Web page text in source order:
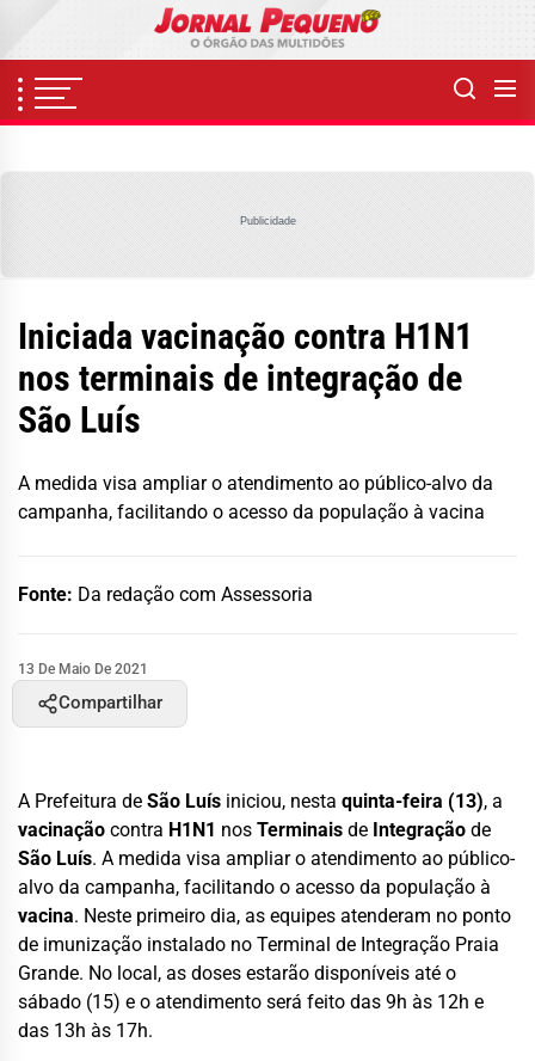
content
Publicidade
Iniciada vacinação contra H1N1
nos terminais de integração de
São Luís
A medida visa ampliar o atendimento ao público-alvo da
campanha, facilitando o acesso da população à vacina
Fonte: Da redação com Assessoria
13 De Maio De 2021
Compartilhar
A Prefeitura de São Luís iniciou, nesta quinta-feira (13), a
vacinação contra H1N1 nos Terminais de Integração de
São Luís. A medida visa ampliar o atendimento ao público-
alvo da campanha, facilitando o acesso da população à
vacina. Neste primeiro dia, as equipes atenderam no ponto
de imunização instalado no Terminal de Integração Praia
Grande. No local, as doses estarão disponíveis até o
sábado (15) e o atendimento será feito das 9h às 12h e
das 13h às 17h.